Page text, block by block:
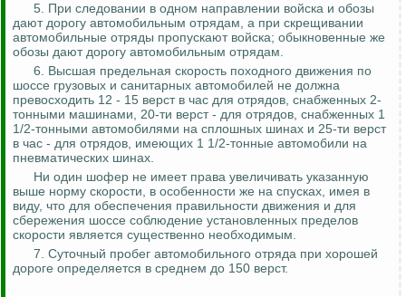
5. При следовании в одном направлении войска и обозы
дают дорогу автомобильным отрядам, а при скрещивании
автомобильные отряды пропускают войска; обыкновенные же
обозы дают дорогу автомобильным отрядам.
6. Высшая предельная скорость походного движения по
шоссе грузовых и санитарных автомобилей не должна
превосходить 12 - 15 верст в час для отрядов, снабженных 2-
тонными машинами, 20-ти верст - для отрядов, снабженных 1
1/2-тонными автомобилями на сплошных шинах и 25-ти верст
в час - для отрядов, имеющих 1 1/2-тонные автомобили на
пневматических шинах.
Ни один шофер не имеет права увеличивать указанную
выше норму скорости, в особенности же на спусках, имея в
виду, что для обеспечения правильности движения и для
сбережения шоссе соблюдение установленных пределов
скорости является существенно необходимым.
7. Суточный пробег автомобильного отряда при хорошей
дороге определяется в среднем до 150 верст.